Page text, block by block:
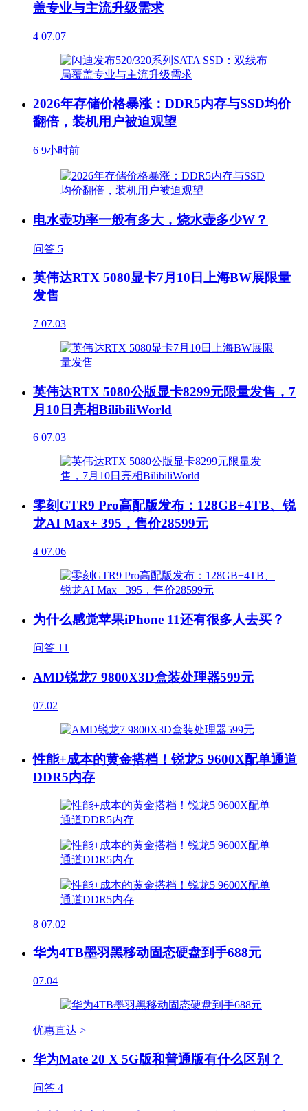
盖专业与主流升级需求
4 07.07
2026年存储价格暴涨：DDR5内存与SSD均价
翻倍，装机用户被迫观望
6 9小时前
电水壶功率一般有多大，烧水壶多少W？
问答 5
英伟达RTX 5080显卡7月10日上海BW展限量
发售
7 07.03
英伟达RTX 5080公版显卡8299元限量发售，7
月10日亮相BilibiliWorld
6 07.03
零刻GTR9 Pro高配版发布：128GB+4TB、锐
龙AI Max+ 395，售价28599元
4 07.06
为什么感觉苹果iPhone 11还有很多人去买？
问答 11
AMD锐龙7 9800X3D盒装处理器599元
07.02
性能+成本的黄金搭档！锐龙5 9600X配单通道
DDR5内存
8 07.02
华为4TB墨羽黑移动固态硬盘到手688元
07.04
优惠直达 >
华为Mate 20 X 5G版和普通版有什么区别？
问答 4